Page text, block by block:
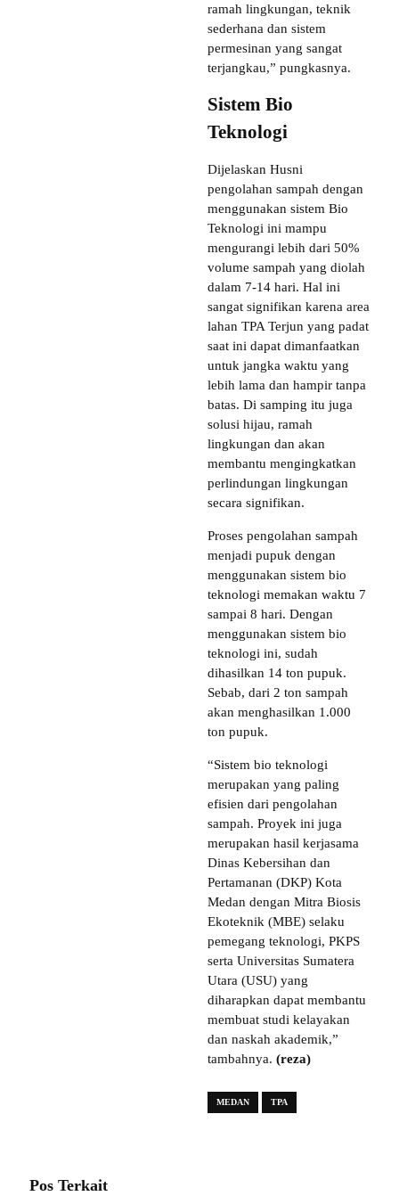
ramah lingkungan, teknik
sederhana dan sistem
permesinan yang sangat
terjangkau,” pungkasnya.
Sistem Bio
Teknologi
Dijelaskan Husni
pengolahan sampah dengan
menggunakan sistem Bio
Teknologi ini mampu
mengurangi lebih dari 50%
volume sampah yang diolah
dalam 7-14 hari. Hal ini
sangat signifikan karena area
lahan TPA Terjun yang padat
saat ini dapat dimanfaatkan
untuk jangka waktu yang
lebih lama dan hampir tanpa
batas. Di samping itu juga
solusi hijau, ramah
lingkungan dan akan
membantu mengingkatkan
perlindungan lingkungan
secara signifikan.
Proses pengolahan sampah
menjadi pupuk dengan
menggunakan sistem bio
teknologi memakan waktu 7
sampai 8 hari. Dengan
menggunakan sistem bio
teknologi ini, sudah
dihasilkan 14 ton pupuk.
Sebab, dari 2 ton sampah
akan menghasilkan 1.000
ton pupuk.
“Sistem bio teknologi
merupakan yang paling
efisien dari pengolahan
sampah. Proyek ini juga
merupakan hasil kerjasama
Dinas Kebersihan dan
Pertamanan (DKP) Kota
Medan dengan Mitra Biosis
Ekoteknik (MBE) selaku
pemegang teknologi, PKPS
serta Universitas Sumatera
Utara (USU) yang
diharapkan dapat membantu
membuat studi kelayakan
dan naskah akademik,”
tambahnya. (reza)
MEDAN TPA
Pos Terkait